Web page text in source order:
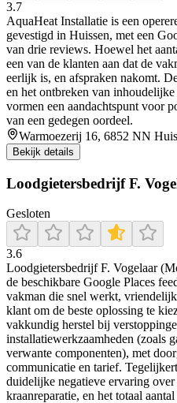
3.7
AquaHeat Installatie is een
gevestigd in Huissen, met een
van drie reviews. Hoewel het
een van de klanten aan dat de
eerlijk is, en afspraken nakomt.
en het ontbreken van
vormen een aandachtspunt voor
van een gedegen oordeel.
Warmoezerij 16, 6852 NN
Bekijk details
Loodgietersbedrijf F.
Gesloten
3.6
Loodgietersbedrijf F. Vogelaar
de beschikbare Google Places
vakman die snel werkt,
klant om de beste oplossing te
vakkundig herstel bij
installatiewerkzaamheden (zoals
verwante componenten), met
communicatie en tarief.
duidelijke negatieve ervaring
kraanreparatie, en het totaal